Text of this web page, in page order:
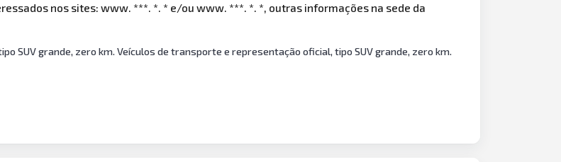
nos sites: www. ***. *. * e/ou www. ***. *. *, outras informações na sede da
SUV grande, zero km. Veículos de transporte e representação oficial, tipo SUV grande, zero km.